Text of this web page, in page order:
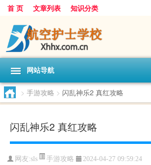
首 页 文章列表 知识分类
网站导航
> 手游攻略 > 闪乱神乐2 真红攻略
闪乱神乐2 真红攻略
网友:sls 手游攻略 2024-04-27 09:59:24